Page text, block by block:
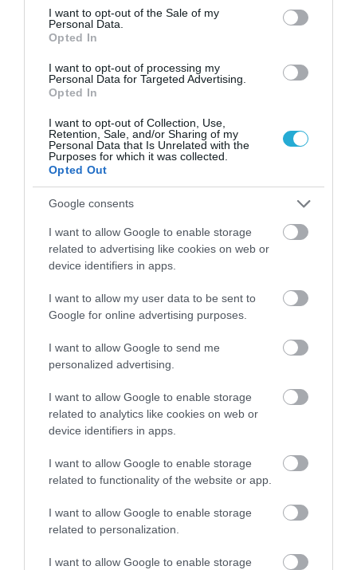
consent section.
I want to opt-out of the Sale of my
Personal Data.
Opted In
I want to opt-out of processing my
Personal Data for Targeted Advertising.
Opted In
I want to opt-out of Collection, Use,
Retention, Sale, and/or Sharing of my
Personal Data that Is Unrelated with the
Purposes for which it was collected.
Opted Out
Google consents
I want to allow Google to enable storage
related to advertising like cookies on web or
device identifiers in apps.
I want to allow my user data to be sent to
Google for online advertising purposes.
I want to allow Google to send me
personalized advertising.
I want to allow Google to enable storage
related to analytics like cookies on web or
device identifiers in apps.
I want to allow Google to enable storage
related to functionality of the website or app.
I want to allow Google to enable storage
related to personalization.
I want to allow Google to enable storage
ΠΕΡΙΘΑΛΨΗ & ΑΣΦΑΛΙΣΗ
Γιατροί, δικηγόροι, δημοσιογράφοι, τεχνικοί…
Έως τον Ιούνιο θα πρέπει όλα τα αυτοχρηματοδοτούμενα
Ασφαλιστικά Ταμεία μαζί με τις υπηρεσίες υγείας να έχουν
Ευρωπαϊκής Επιτροπής κ. Ματίας Μορς και μιλά για
«παραβίαση» των όσων συμφωνήθηκαν για την οργάνωση της
πρωτοβάθμιας περίθαλψης στην Ελλάδα.Με επιστολή του, η
30.04.2012 06:21
Σαρωτικές αλλαγές στην Υγεία ανακοίνωσαν
6 συναρμόδιοι υπουργοί
Συγχωνεύονται με συνοπτικές διαδικασίες τα 120
Νοσοκομεία της χώρας και παραμένουν συνολικά 82
“συνδεόμενα” όπως τα ονομάζει η κοινή υπουργική απόφαση
οι Υγειονομικές Περιφέρειες και παραμένουν μόλις 7 σε όλη
τη χώρα. Επιπλέον, το Υπουργείο Πρόνοιας μετά από πολλά
μεταφέρεται στον […]
14.02.2012 19:06